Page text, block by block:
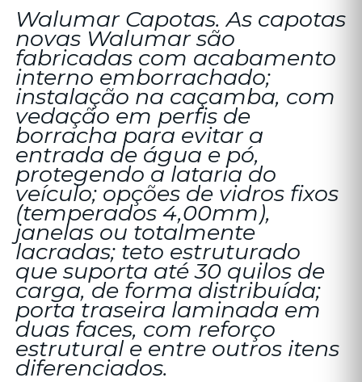
Walumar Capotas. As capotas
novas Walumar são
fabricadas com acabamento
interno emborrachado;
instalação na caçamba, com
vedação em perfis de
borracha para evitar a
entrada de água e pó,
protegendo a lataria do
veículo; opções de vidros fixos
(temperados 4,00mm),
janelas ou totalmente
lacradas; teto estruturado
que suporta até 30 quilos de
carga, de forma distribuída;
porta traseira laminada em
duas faces, com reforço
estrutural e entre outros itens
diferenciados.